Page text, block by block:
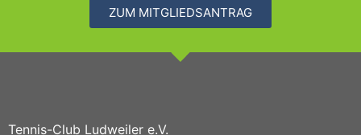
ZUM MITGLIEDSANTRAG
Tennis-Club Ludweiler e.V.